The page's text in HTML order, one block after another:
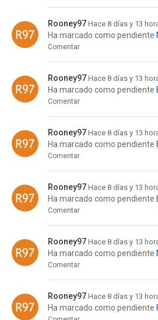
Rooney97 Hace 8 días y 13
Ha marcado como pendiente
Comentar
Rooney97 Hace 8 días y 13
Ha marcado como pendiente
Comentar
Rooney97 Hace 8 días y 13
Ha marcado como pendiente
Comentar
Rooney97 Hace 8 días y 13
Ha marcado como pendiente
Comentar
Rooney97 Hace 8 días y 13
Ha marcado como pendiente
Comentar
Rooney97 Hace 8 días y 13
Ha marcado como pendiente